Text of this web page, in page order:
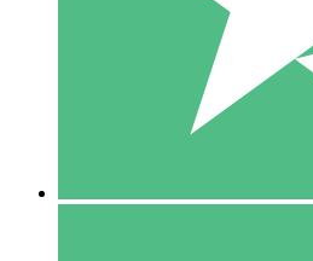
1 Téléchargement
10 00